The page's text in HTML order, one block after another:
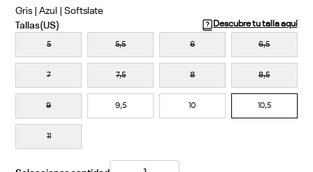
Gris | Azul | Softslate
Descubre tu talla aquí
5 5,5 6 6,5
7 7,5 8 8,5
9 9,5 10 10,5
11